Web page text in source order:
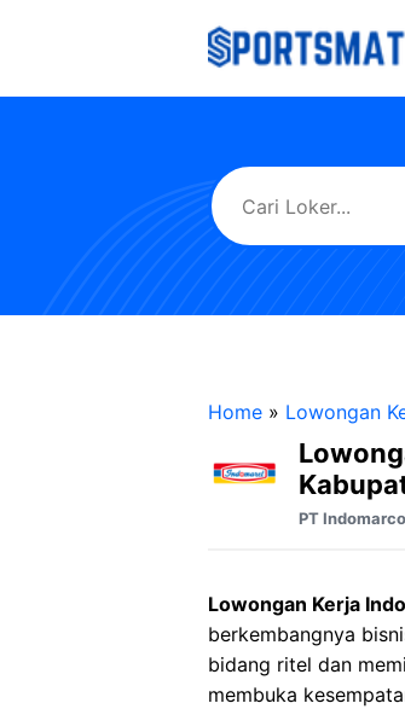
Home » Lowongan
PT
Lowongan Kerja
berkembangnya
bidang ritel dan
membuka